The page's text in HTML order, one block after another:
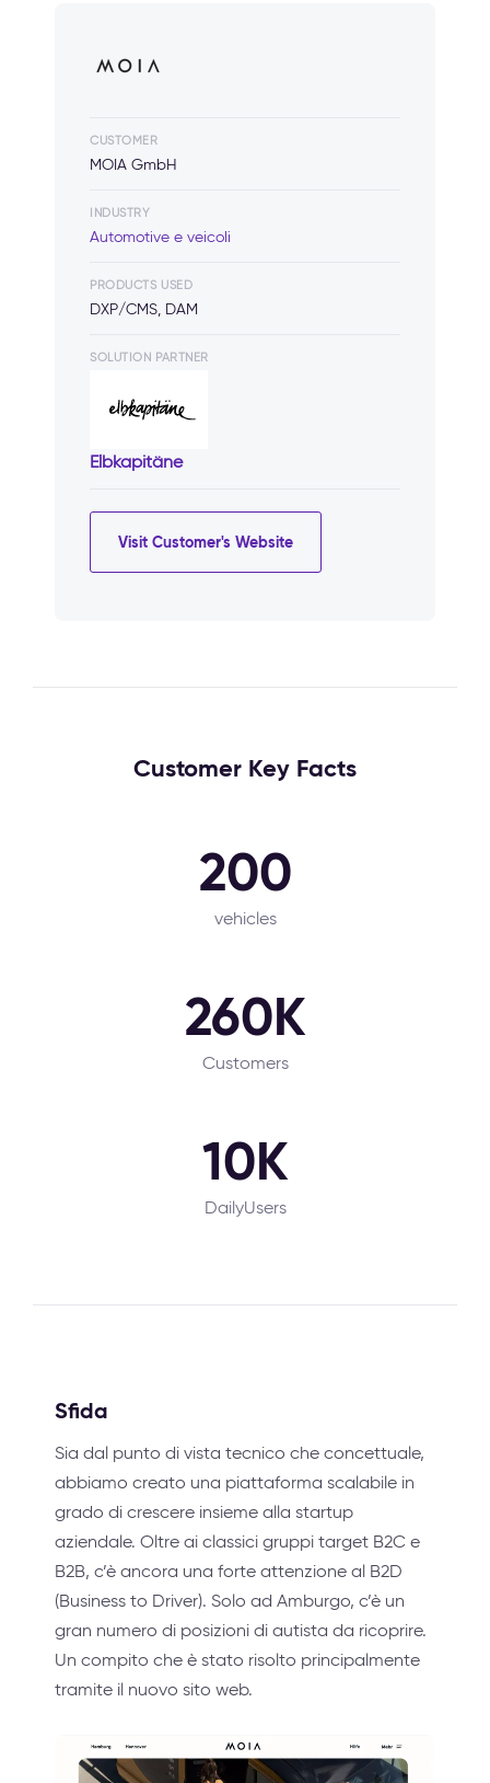
CUSTOMER
MOIA GmbH
INDUSTRY
Automotive e veicoli
PRODUCTS USED
DXP/CMS, DAM
SOLUTION PARTNER
Elbkapitäne
Visit Customer's Website
Customer Key Facts
200
vehicles
260K
Customers
10K
DailyUsers
Sfida
Sia dal punto di vista tecnico che concettuale,
abbiamo creato una piattaforma scalabile in
grado di crescere insieme alla startup
aziendale. Oltre ai classici gruppi target B2C e
B2B, c’è ancora una forte attenzione al B2D
(Business to Driver). Solo ad Amburgo, c’è un
gran numero di posizioni di autista da ricoprire.
Un compito che è stato risolto principalmente
tramite il nuovo sito web.